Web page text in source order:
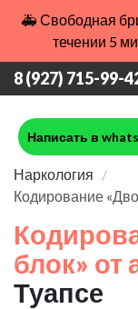
🚑 Свободная
течении 5
8 (927) 715-99-
Написать в
Наркология
Кодирование
блок» от
Туапсе